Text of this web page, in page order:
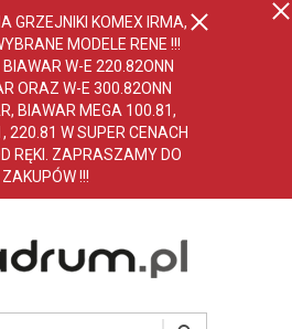
GRZEJNIKI KOMEX IRMA,
MODELE RENE !!!
BIAWAR W-E 220.82ONN
ORAZ W-E 300.82ONN
BIAWAR MEGA 100.81,
220.81 W SUPER CENACH
RĘKI. ZAPRASZAMY DO
ZAKUPÓW !!!